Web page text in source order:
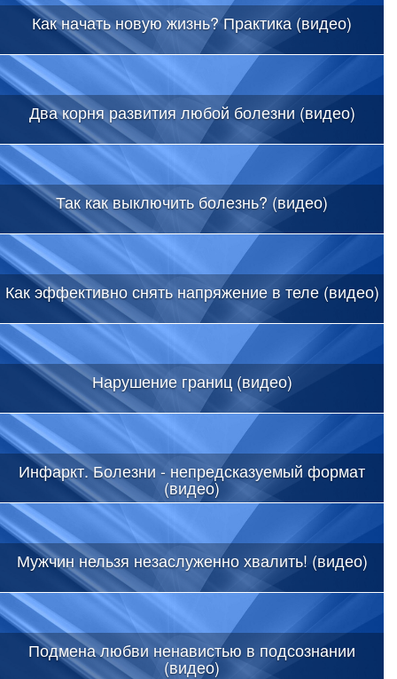
Как начать новую жизнь? Практика (видео)
Два корня развития любой болезни (видео)
Так как выключить болезнь? (видео)
Как эффективно снять напряжение в теле (видео)
Нарушение границ (видео)
Инфаркт. Болезни - непредсказуемый формат
(видео)
Мужчин нельзя незаслуженно хвалить! (видео)
Подмена любви ненавистью в подсознании
(видео)